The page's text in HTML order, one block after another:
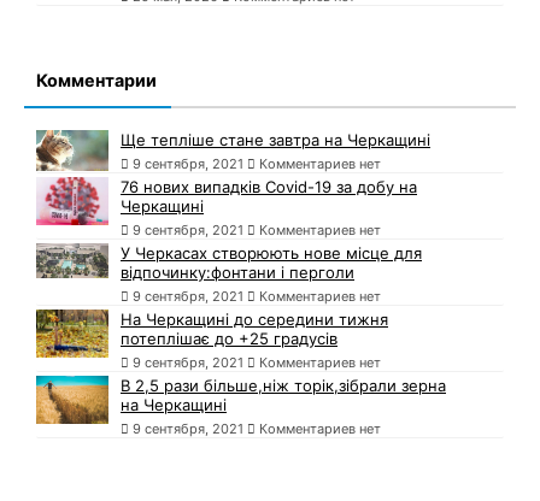
Комментарии
Ще тепліше стане завтра на Черкащині
9 сентября, 2021 Комментариев нет
76 нових випадків Covid-19 за добу на
Черкащині
9 сентября, 2021 Комментариев нет
У Черкасах створюють нове місце для
відпочинку:фонтани і перголи
9 сентября, 2021 Комментариев нет
На Черкащині до середини тижня
потеплішає до +25 градусів
9 сентября, 2021 Комментариев нет
В 2,5 рази більше,ніж торік,зібрали зерна
на Черкащині
9 сентября, 2021 Комментариев нет